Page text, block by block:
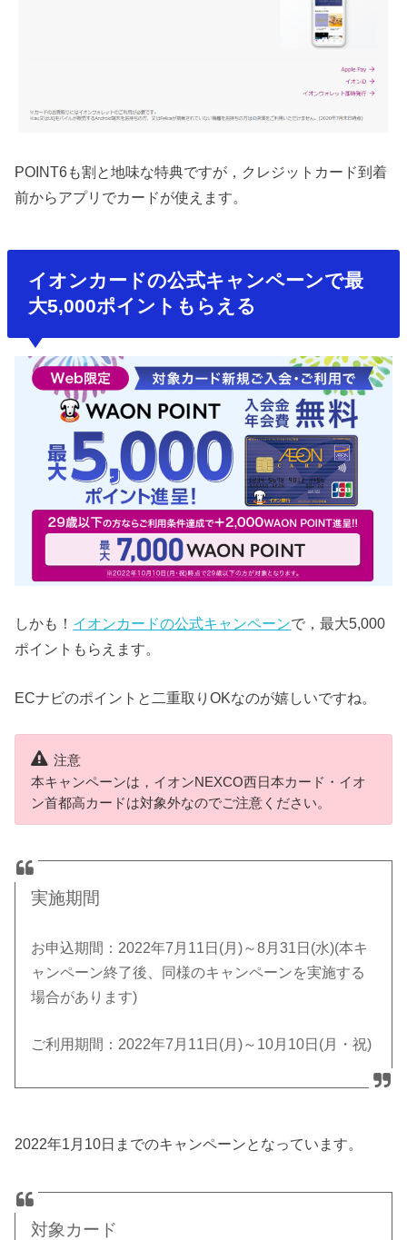
POINT6も割と地味な特典ですが，クレジットカード到着
前からアプリでカードが使えます。
イオンカードの公式キャンペーンで最
大5,000ポイントもらえる
しかも！ イオンカードの公式キャンペーンで，最大5,000
ポイントもらえます。
ECナビのポイントと二重取りOKなのが嬉しいですね。
注意
本キャンペーンは，イオンNEXCO西日本カード・イオ
ン首都高カードは対象外なのでご注意ください。
実施期間
お申込期間：2022年7月11日(月)～8月31日(水)(本キ
ャンペーン終了後、同様のキャンペーンを実施する
場合があります)
ご利用期間：2022年7月11日(月)～10月10日(月・祝)
2022年1月10日までのキャンペーンとなっています。
対象カード